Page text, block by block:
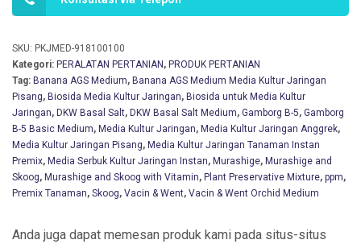
SKU: PKJMED-918100100
Kategori: PERALATAN PERTANIAN , PRODUK PERTANIAN
Tag: Banana AGS Medium, Banana AGS Medium Media Kultur Jaringan
Pisang, Biosida Media Kultur Jaringan, Biosida untuk Media Kultur
Jaringan, DKW Basal Salt, DKW Basal Salt Medium, Gamborg B-5, Gamborg
B-5 Basic Medium, Media Kultur Jaringan, Media Kultur Jaringan Anggrek,
Media Kultur Jaringan Pisang, Media Kultur Jaringan Tanaman Instan
Premix, Media Serbuk Kultur Jaringan Instan, Murashige, Murashige and
Skoog, Murashige and Skoog with Vitamin, Plant Preservative Mixture, ppm,
Premix Tanaman, Skoog, Vacin & Went, Vacin & Went Orchid Medium
Anda juga dapat memesan produk kami pada situs-situs